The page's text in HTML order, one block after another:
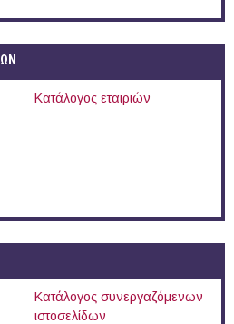
Κατάλογος εταιριών
Κατάλογος συνεργαζόμενων
ιστοσελίδων